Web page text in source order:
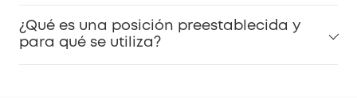
¿Qué es una posición preestablecida y
para qué se utiliza?